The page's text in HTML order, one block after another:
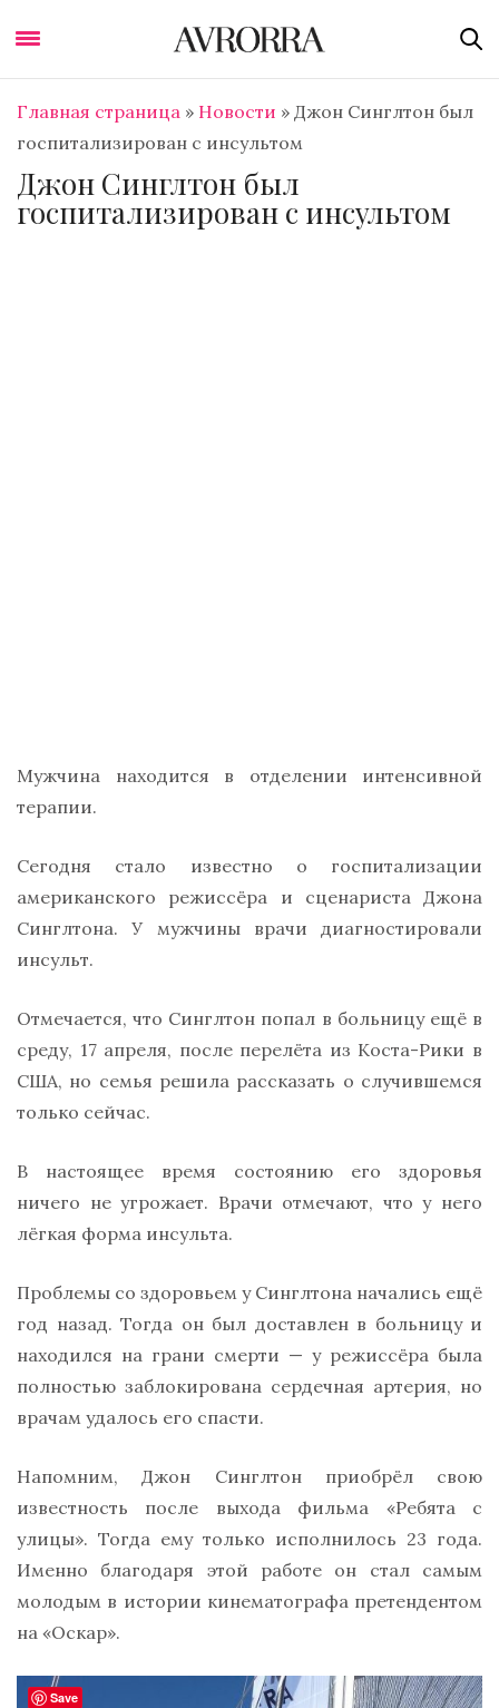
Главная страница » Новости » Джон Синглтон был
госпитализирован с инсультом
Джон Синглтон был
госпитализирован с инсультом
Мужчина находится в отделении интенсивной
терапии.
Сегодня стало известно о госпитализации
американского режиссёра и сценариста Джона
Синглтона. У мужчины врачи диагностировали
инсульт.
Отмечается, что Синглтон попал в больницу ещё в
среду, 17 апреля, после перелёта из Коста-Рики в
США, но семья решила рассказать о случившемся
только сейчас.
В настоящее время состоянию его здоровья
ничего не угрожает. Врачи отмечают, что у него
лёгкая форма инсульта.
Проблемы со здоровьем у Синглтона начались ещё
год назад. Тогда он был доставлен в больницу и
находился на грани смерти — у режиссёра была
полностью заблокирована сердечная артерия, но
врачам удалось его спасти.
Напомним, Джон Синглтон приобрёл свою
известность после выхода фильма «Ребята с
улицы». Тогда ему только исполнилось 23 года.
Именно благодаря этой работе он стал самым
молодым в истории кинематографа претендентом
на «Оскар».
Save